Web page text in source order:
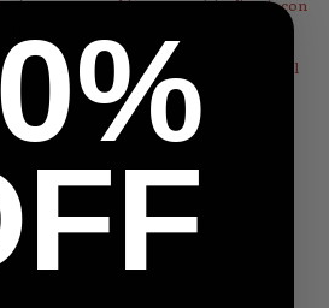
tipo cuero combina una estética limpia con
uso diario.
es ideal para moverte con lo esencial